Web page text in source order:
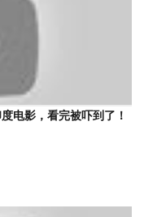
电影，看完被吓到了！